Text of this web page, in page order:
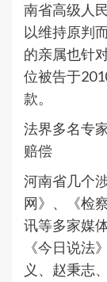
南省高级人
以维持原判
的亲属也针
位被告于
款。
法界多名专
赔偿
河南省几个
网》、《检
讯等多家媒
《今日说法
义、赵秉志